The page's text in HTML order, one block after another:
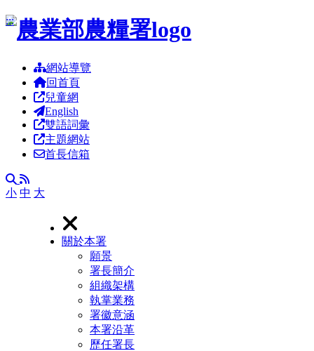
跳到主要內容區塊
:::
網站導覽
回首頁
兒童網
English
雙語詞彙
主題網站
首長信箱
全文檢索
RSS
小 中 大
關於本署
願景
署長簡介
組織架構
執掌業務
署徽意涵
本署沿革
歷任署長